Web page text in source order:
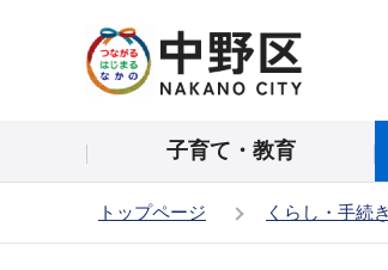
の
頭
子育て・教育
トップページ くらし・手続き